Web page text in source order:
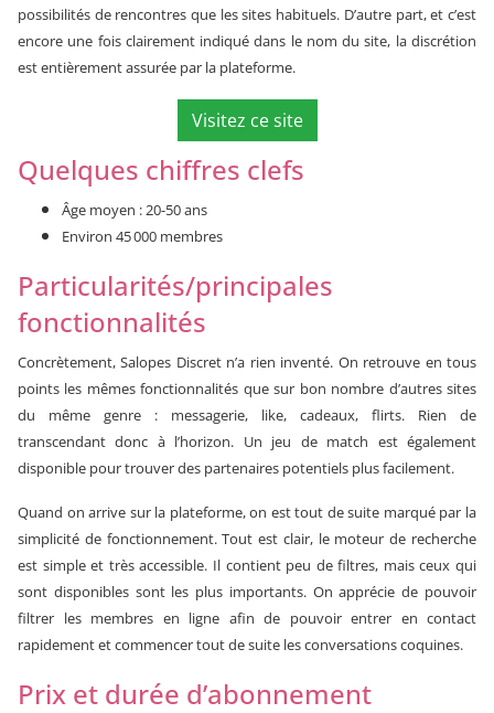
possibilités de rencontres que les sites habituels. D’autre part, et c’est
encore une fois clairement indiqué dans le nom du site, la discrétion
est entièrement assurée par la plateforme.
Visitez ce site
Quelques chiffres clefs
Âge moyen : 20-50 ans
Environ 45 000 membres
Particularités/principales
fonctionnalités
Concrètement, Salopes Discret n’a rien inventé. On retrouve en tous
points les mêmes fonctionnalités que sur bon nombre d’autres sites
du même genre : messagerie, like, cadeaux, flirts. Rien de
transcendant donc à l’horizon. Un jeu de match est également
disponible pour trouver des partenaires potentiels plus facilement.
Quand on arrive sur la plateforme, on est tout de suite marqué par la
simplicité de fonctionnement. Tout est clair, le moteur de recherche
est simple et très accessible. Il contient peu de filtres, mais ceux qui
sont disponibles sont les plus importants. On apprécie de pouvoir
filtrer les membres en ligne afin de pouvoir entrer en contact
rapidement et commencer tout de suite les conversations coquines.
Prix et durée d’abonnement